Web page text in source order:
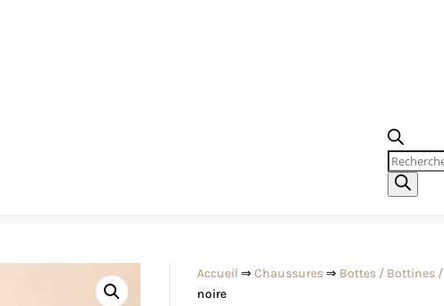
de
produits
Accueil ⇒Chaussures⇒ Bottes / Bottines
noire